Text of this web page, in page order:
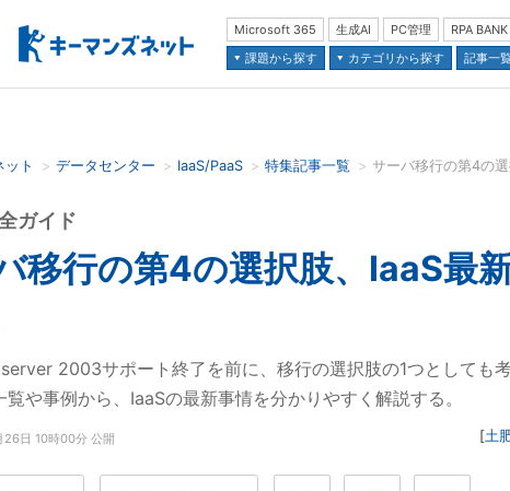
Microsoft 365 生成AI PC管理
RPA BANK
課題から探す
カテゴリから探す 記事一
検索語を入力してください
ット データセンター IaaS/PaaS 特集記事一覧 サーバ移行の第4の
移行の第4の選択肢、IaaS最
ガイド
2003サポート終了を前に、移行の選択肢の1つとしても
覧や事例から、IaaSの最新事情を分かりやすく解説する。
日 10時00分 公開 [土